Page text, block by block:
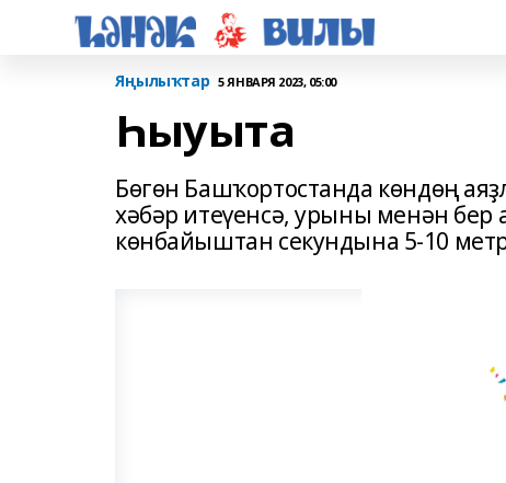
Яңылыҡтар 5 ЯНВАРЯ 2023, 05:00
Һыуыта
Бөгөн Башҡортостанда көндөң
хәбәр итеүенсә, урыны менән бер
көнбайыштан секундына 5-10